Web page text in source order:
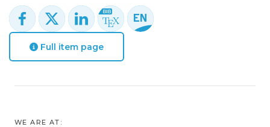
Full item page
WE ARE AT: